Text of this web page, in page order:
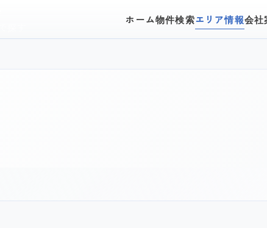
ホーム物件検索エリア情報会社